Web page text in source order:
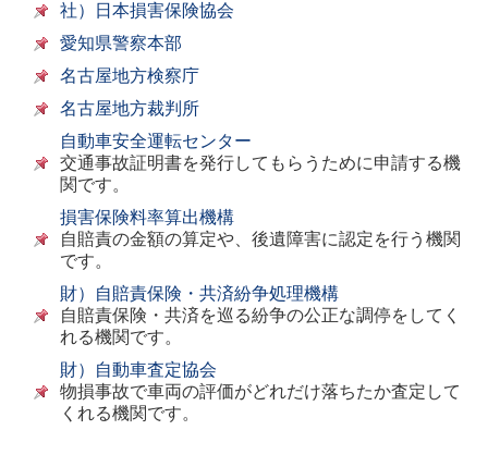
社）日本損害保険協会
愛知県警察本部
名古屋地方検察庁
名古屋地方裁判所
自動車安全運転センター
交通事故証明書を発行してもらうために申請する機
関です。
損害保険料率算出機構
自賠責の金額の算定や、後遺障害に認定を行う機関
です。
財）自賠責保険・共済紛争処理機構
自賠責保険・共済を巡る紛争の公正な調停をしてく
れる機関です。
財）自動車査定協会
物損事故で車両の評価がどれだけ落ちたか査定して
くれる機関です。